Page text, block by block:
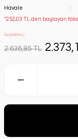
Havale
*252,03 TL den başlayan
İNDİRİMLİ
2.636,85 TL